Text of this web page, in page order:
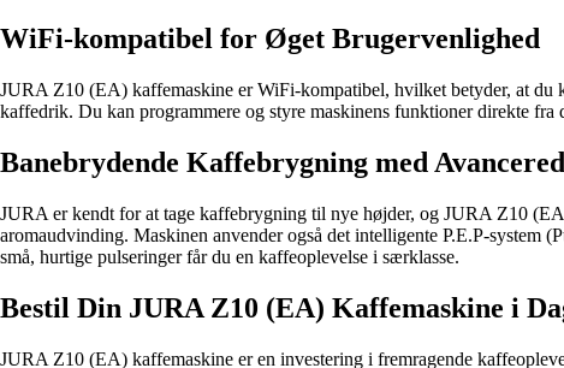
WiFi-kompatibel for Øget Brugervenlighed
JURA Z10 (EA) kaffemaskine er WiFi-kompatibel, hvilket betyder, at du
kaffedrik. Du kan programmere og styre maskinens funktioner direkte
Banebrydende Kaffebrygning med
JURA er kendt for at tage kaffebrygning til nye højder, og JURA Z10
aromaudvinding. Maskinen anvender også det intelligente P.E.P-system
små, hurtige pulseringer får du en kaffeoplevelse i særklasse.
Bestil Din JURA Z10 (EA) Kaffemaskine i
JURA Z10 (EA) kaffemaskine er en investering i fremragende